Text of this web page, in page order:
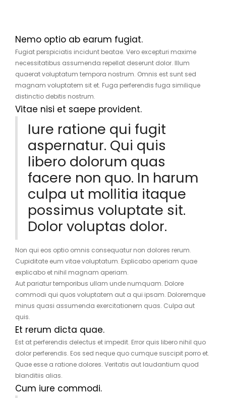
Nemo optio ab earum fugiat.
Fugiat perspiciatis incidunt beatae. Vero excepturi maxime
necessitatibus assumenda repellat deserunt dolor. Illum
quaerat voluptatum tempora nostrum. Omnis est sunt sed
magnam voluptatem sit et. Fuga perferendis fuga similique
distinctio debitis nostrum.
Vitae nisi et saepe provident.
Iure ratione qui fugit
aspernatur. Qui quis
libero dolorum quas
facere non quo. In harum
culpa ut mollitia itaque
possimus voluptate sit.
Dolor voluptas dolor.
Non qui eos optio omnis consequatur non dolores rerum.
Cupiditate eum vitae voluptatum. Explicabo aperiam quae
explicabo et nihil magnam aperiam.
Aut pariatur temporibus ullam unde numquam. Dolore
commodi qui quos voluptatem aut a qui ipsam. Doloremque
minus quasi assumenda exercitationem quas. Culpa aut
quis.
Et rerum dicta quae.
Est at perferendis delectus et impedit. Error quis libero nihil quo
dolor perferendis. Eos sed neque quo cumque suscipit porro et.
Quae esse a ratione dolores. Veritatis aut laudantium quod
blanditiis alias.
Cum iure commodi.